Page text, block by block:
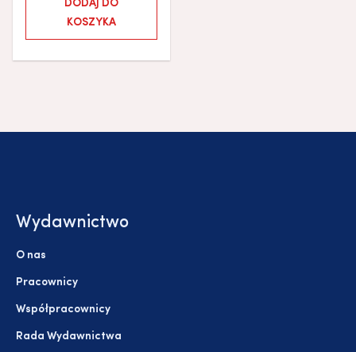
DODAJ DO
KOSZYKA
Wydawnictwo
O nas
Pracownicy
Współpracownicy
Rada Wydawnictwa